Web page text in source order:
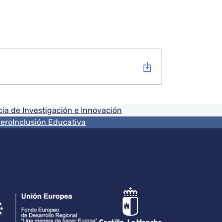
de Investigación e Innovación
Inclusión Educativa